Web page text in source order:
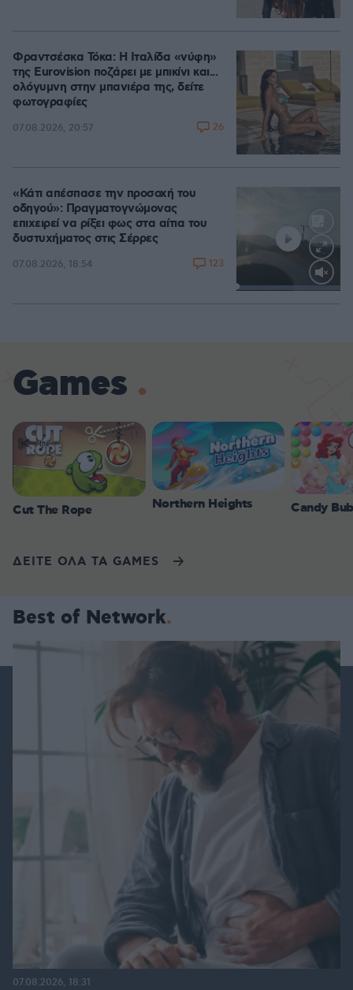
Φραντσέσκα Τόκα: Η Ιταλίδα «νύφη»
της Eurovision ποζάρει με μπικίνι και...
ολόγυμνη στην μπανιέρα της, δείτε
φωτογραφίες
07.08.2026, 20:57 26
Loaded:
«Κάτι απέσπασε την προσοχή του
οδηγού»: Πραγματογνώμονας
επιχειρεί να ρίξει φως στα αίτια του
δυστυχήματος στις Σέρρες
07.08.2026, 18:54 123
Games
Cut The Rope Northern Heights Candy
ΔΕΙΤΕ ΟΛΑ ΤΑ GAMES
Best of Network
07.08.2026, 18:31